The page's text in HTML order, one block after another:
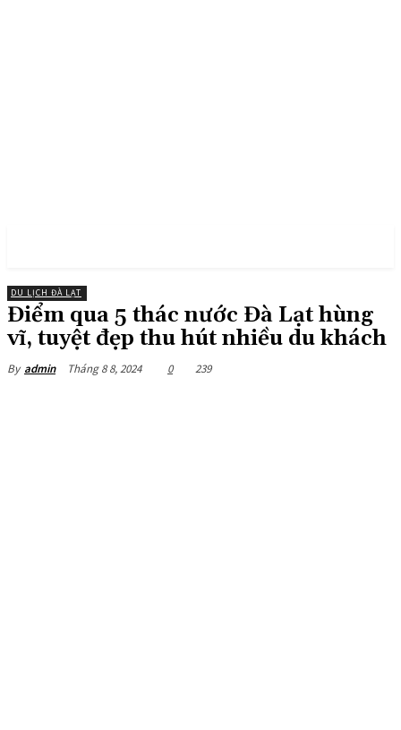
DU LỊCH ĐÀ LẠT
Điểm qua 5 thác nước Đà Lạt hùng
vĩ, tuyệt đẹp thu hút nhiều du khách
By admin Tháng 8 8, 2024 0 239